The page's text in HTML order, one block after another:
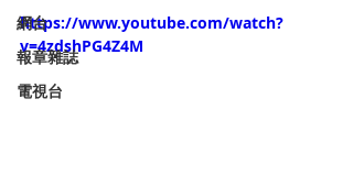
網台
報章雜誌
電視台
https://www.youtube.com/watch?
v=4zdshPG4Z4M